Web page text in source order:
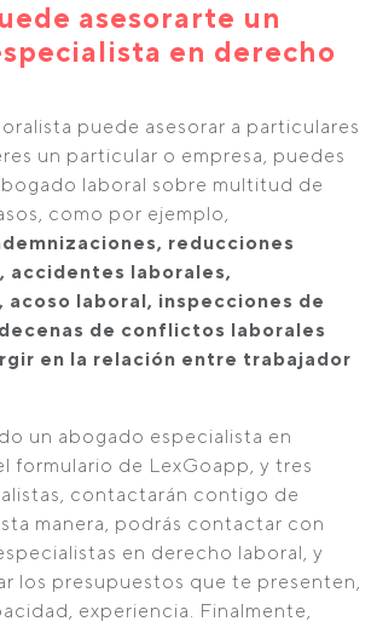
asesorarte un
en derecho
puede asesorar a particulares
un particular o empresa, puedes
laboral sobre multitud de
como por ejemplo,
reducciones
accidentes laborales,
acoso laboral, inspecciones de
de conflictos laborales
en la relación entre trabajador
un abogado especialista en
formulario de LexGoapp, y tres
contactarán contigo de
manera, podrás contactar con
en derecho laboral, y
los presupuestos que te presenten,
experiencia. Finalmente,